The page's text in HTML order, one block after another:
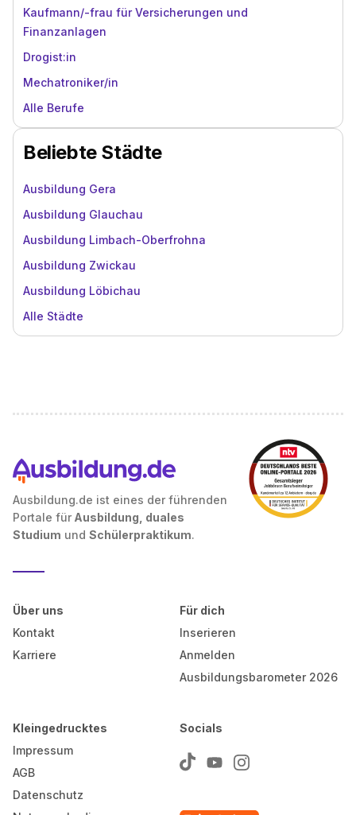
Kaufmann/-frau für Versicherungen und
Finanzanlagen
Drogist:in
Mechatroniker/in
Alle Berufe
Beliebte Städte
Ausbildung Gera
Ausbildung Glauchau
Ausbildung Limbach-Oberfrohna
Ausbildung Zwickau
Ausbildung Löbichau
Alle Städte
Ausbildung.de ist eines der führenden
Portale für Ausbildung, duales
Studium und Schülerpraktikum.
Über uns
Kontakt
Karriere
Für dich
Inserieren
Anmelden
Ausbildungsbarometer 2026
Kleingedrucktes
Impressum
AGB
Datenschutz
Socials